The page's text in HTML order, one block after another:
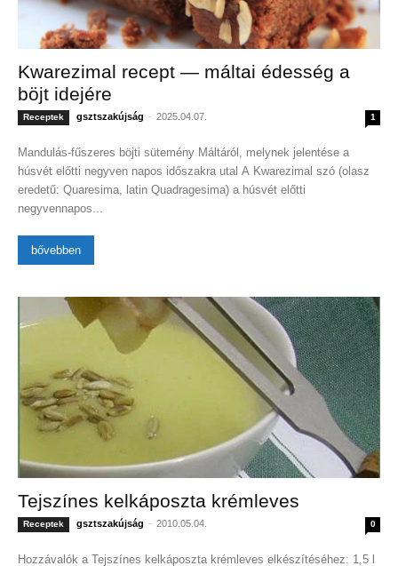
Kwarezimal recept — máltai édesség a
böjt idejére
Receptek gsztszakújság - 2025.04.07. 1
Mandulás-fűszeres böjti sütemény Máltáról, melynek jelentése a
húsvét előtti negyven napos időszakra utal A Kwarezimal szó (olasz
eredetű: Quaresima, latin Quadragesima) a húsvét előtti
negyvennapos...
bővebben
Tejszínes kelkáposzta krémleves
Receptek gsztszakújság - 2010.05.04. 0
Hozzávalók a Tejszínes kelkáposzta krémleves elkészítéséhez: 1,5 l